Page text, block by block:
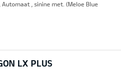
Automaat , sinine met. (Meloe Blue
LX PLUS